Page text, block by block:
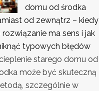
domu od środka
od zewnątrz – kiedy
ma sens i jak
typowych błędów
starego domu od
może być skuteczną
szczególnie w